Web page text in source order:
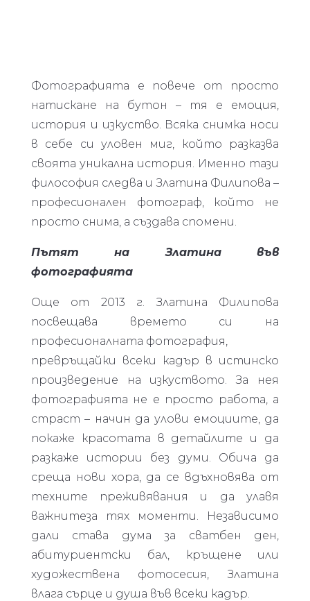
Фотографията е повече от просто
натискане на бутон – тя е емоция,
история и изкуство. Всяка снимка носи
в себе си уловен миг, който разказва
своята уникална история. Именно тази
философия следва и Златина Филипова –
професионален фотограф, който не
просто снима, а създава спомени.
Пътят на Златина във
фотографията
Още от 2013 г. Златина Филипова
посвещава времето си на
професионалната фотография,
превръщайки всеки кадър в истинско
произведение на изкуството. За нея
фотографията не е просто работа, а
страст – начин да улови емоциите, да
покаже красотата в детайлите и да
разкаже истории без думи. Обича да
среща нови хора, да се вдъхновява от
техните преживявания и да улавя
важнитеза тях моменти. Независимо
дали става дума за сватбен ден,
абитуриентски бал, кръщене или
художествена фотосесия, Златина
влага сърце и душа във всеки кадър.